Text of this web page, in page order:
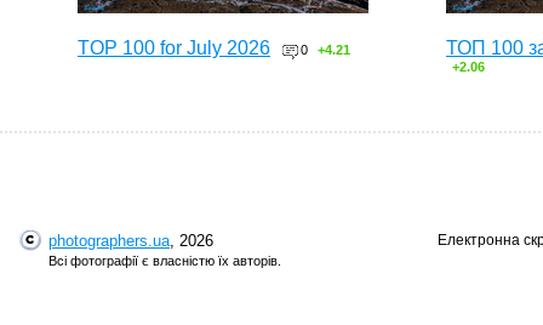
TOP 100 for July 2026 0 +4.21 ТОП 100
+2.06
photographers.ua, 2026
Всі фотографії є власністю їх авторів.
Електронна